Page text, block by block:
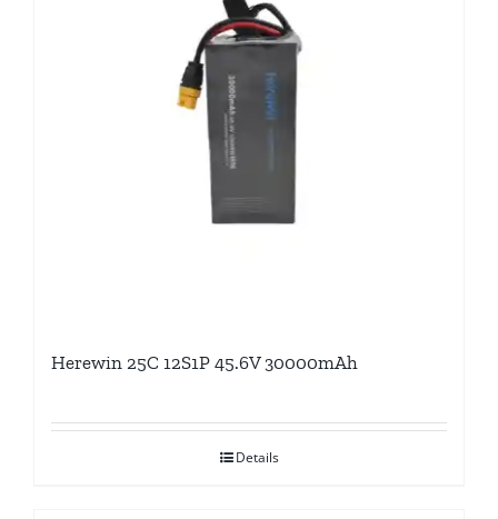
Herewin 25C 12S1P 45.6V 30000mAh
Details